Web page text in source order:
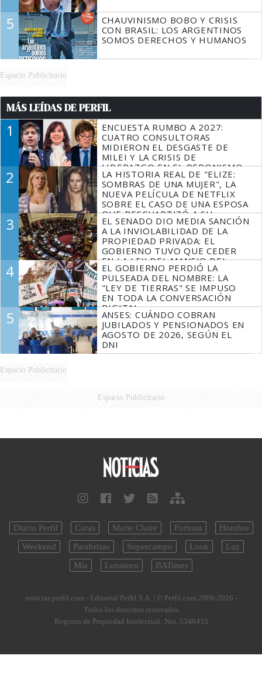
5
CHAUVINISMO BOBO Y CRISIS
CON BRASIL: LOS ARGENTINOS
SOMOS DERECHOS Y HUMANOS
Espacio Publicitario
MÁS LEÍDAS DE PERFIL
1
ENCUESTA RUMBO A 2027:
CUATRO CONSULTORAS
MIDIERON EL DESGASTE DE
MILEI Y LA CRISIS DE
LIDERAZGO EN EL PERONISMO
2
LA HISTORIA REAL DE "ELIZE:
SOMBRAS DE UNA MUJER", LA
NUEVA PELÍCULA DE NETFLIX
SOBRE EL CASO DE UNA ESPOSA
QUE DESCUARTIZÓ A SU
MARIDO
3
EL SENADO DIO MEDIA SANCIÓN
A LA INVIOLABILIDAD DE LA
PROPIEDAD PRIVADA: EL
GOBIERNO TUVO QUE CEDER
EN LA LEY DEL MANEJO DEL
FUEGO
4
EL GOBIERNO PERDIÓ LA
PULSEADA DEL NOMBRE: LA
"LEY DE TIERRAS" SE IMPUSO
EN TODA LA CONVERSACIÓN
DIGITAL
5
ANSES: CUÁNDO COBRAN
JUBILADOS Y PENSIONADOS EN
AGOSTO DE 2026, SEGÚN EL
DNI
Espacio Publicitario
Espacio Publicitario
Diario Perfil Caras Marie Claire Fortuna
Hombre
Weekend
Parabrisas Supercampo Look
Luz
Mía
Lunateen BATimes
noticias.perfil.com - Editorial Perfil S.A. | © Perfil.com 2006-2026 -
Todos los derechos reservados
Registro de Propiedad Intelectual: Nro. 5346433